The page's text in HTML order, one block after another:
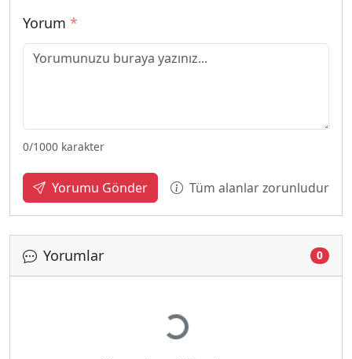
Yorum *
0/1000 karakter
Yorumu Gönder Tüm alanlar zorunludur
Yorumlar 0